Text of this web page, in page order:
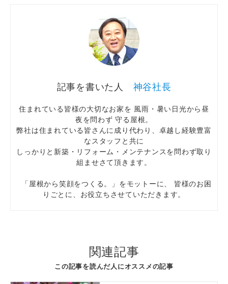
神谷社長
住まれている皆様の大切なお家を 風雨・暑い日光から昼
夜を問わず 守る屋根。
弊社は住まれている皆さんに成り代わり、卓越し経験豊富
なスタッフと共に
しっかりと新築・リフォーム・メンテナンスを問わず取り
組ませさて頂きます。
「屋根から笑顔をつくる。」をモットーに、 皆様のお困
りごとに、お役立ちさせていただきます。
関連記事
この記事を読んだ人にオススメの記事